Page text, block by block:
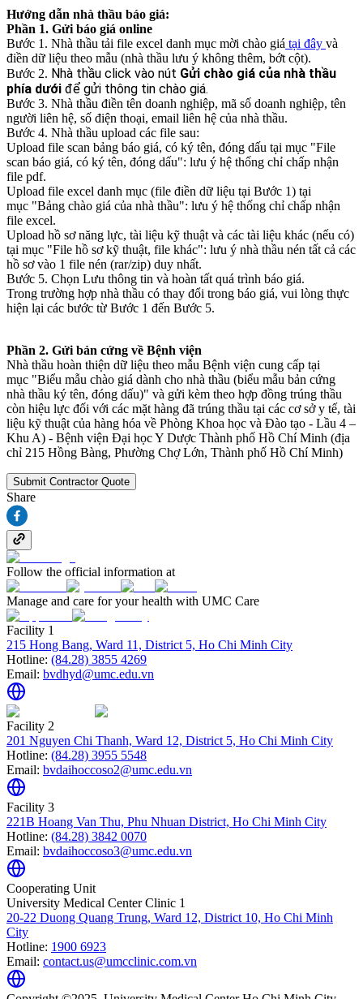
Hướng dẫn nhà thầu báo giá:
Phần 1. Gửi báo giá online
Bước 1. Nhà thầu tải file excel danh mục mời chào giá tại đây và
điền dữ liệu theo mẫu (nhà thầu lưu ý không thêm, bớt cột).
Bước 2. Nhà thầu click vào nút Gửi chào giá của nhà thầu
phía dưới để gửi thông tin chào giá.
Bước 3. Nhà thầu điền tên doanh nghiệp, mã số doanh nghiệp, tên
người liên hệ, số điện thoại, email liên hệ của nhà thầu.
Bước 4. Nhà thầu upload các file sau:
Upload file scan bảng báo giá, có ký tên, đóng dấu tại mục "File
scan báo giá, có ký tên, đóng dấu": lưu ý hệ thống chỉ chấp nhận
file pdf.
Upload file excel danh mục (file điền dữ liệu tại Bước 1) tại
mục "Bảng chào giá của nhà thầu": lưu ý hệ thống chỉ chấp nhận
file excel.
Upload hồ sơ năng lực, tài liệu kỹ thuật và các tài liệu khác (nếu có)
tại mục "File hồ sơ kỹ thuật, file khác": lưu ý nhà thầu nén tất cả các
hồ sơ vào 1 file nén (rar/zip) duy nhất.
Bước 5. Chọn Lưu thông tin và hoàn tất quá trình báo giá.
Trong trường hợp nhà thầu có thay đổi trong báo giá, vui lòng thực
hiện lại các bước từ Bước 1 đến Bước 5.
Phần 2. Gửi bản cứng về Bệnh viện
Nhà thầu hoàn thiện dữ liệu theo mẫu Bệnh viện cung cấp tại
mục "Biểu mẫu chào giá dành cho nhà thầu (biểu mẫu bản cứng
nhà thầu ký tên, đóng dấu)" và gửi kèm theo hợp đồng trúng thầu
còn hiệu lực đối với các mặt hàng đã trúng thầu tại các cơ sở y tế, tài
liệu kỹ thuật của hàng hóa về Phòng Khoa học và Đào tạo - Lầu 4 –
Khu A) - Bệnh viện Đại học Y Dược Thành phố Hồ Chí Minh (địa
chỉ 215 Hồng Bàng, Phường Chợ Lớn, Thành phố Hồ Chí Minh)
Submit Contractor Quote
Share
Follow the official information at
Manage and care for your health with UMC Care
Facility 1
215 Hong Bang, Ward 11, District 5, Ho Chi Minh City
Hotline: (84.28) 3855 4269
Email: bvdhyd@umc.edu.vn
Facility 2
201 Nguyen Chi Thanh, Ward 12, District 5, Ho Chi Minh City
Hotline: (84.28) 3955 5548
Email: bvdaihoccoso2@umc.edu.vn
Facility 3
221B Hoang Van Thu, Phu Nhuan District, Ho Chi Minh City
Hotline: (84.28) 3842 0070
Email: bvdaihoccoso3@umc.edu.vn
Cooperating Unit
University Medical Center Clinic 1
20-22 Duong Quang Trung, Ward 12, District 10, Ho Chi Minh
City
Hotline: 1900 6923
Email: contact.us@umcclinic.com.vn